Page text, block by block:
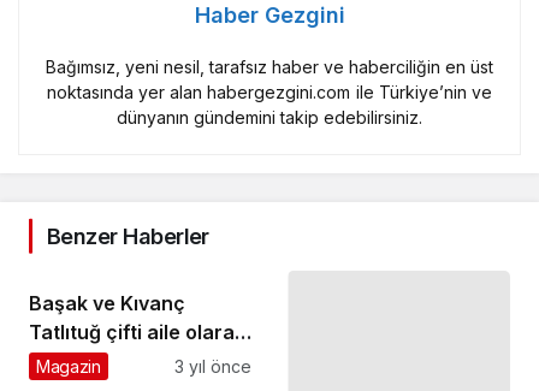
Haber Gezgini
Bağımsız, yeni nesil, tarafsız haber ve haberciliğin en üst
noktasında yer alan habergezgini.com ile Türkiye’nin ve
dünyanın gündemini takip edebilirsiniz.
Benzer Haberler
Başak ve Kıvanç
Tatlıtuğ çifti aile olarak
Molfix için ilk kez
Magazin 3 yıl önce